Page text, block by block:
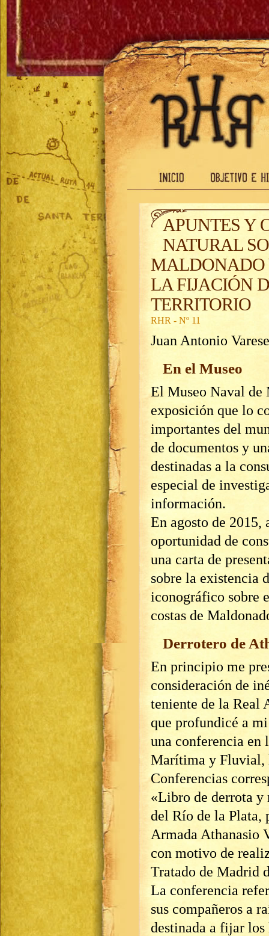
APUNTES Y
NATURAL
MALDONADO
LA FIJACIÓN
TERRITORIO
RHR - Nº 11
Juan Antonio Varese
En el Museo
El Museo Naval de
exposición que lo
importantes del
de documentos y
destinadas a la
especial de
información.
En agosto de
oportunidad de
una carta de
sobre la existencia
iconográfico sobre
costas de
Derrotero de
En principio me
consideración de
teniente de la Real
que profundicé a
una conferencia en
Marítima y Fluvial,
Conferencias
«Libro de derrota y
del Río de la Plata,
Armada Athanasio
con motivo de
Tratado de Madrid
La conferencia
sus compañeros a
destinada a fijar